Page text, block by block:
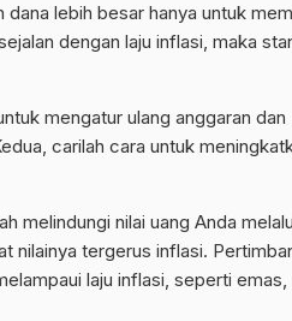
lebih besar hanya untuk
dengan laju inflasi, maka
mengatur ulang anggaran dan
carilah cara untuk
melindungi nilai uang Anda
nilainya tergerus inflasi.
laju inflasi, seperti emas,